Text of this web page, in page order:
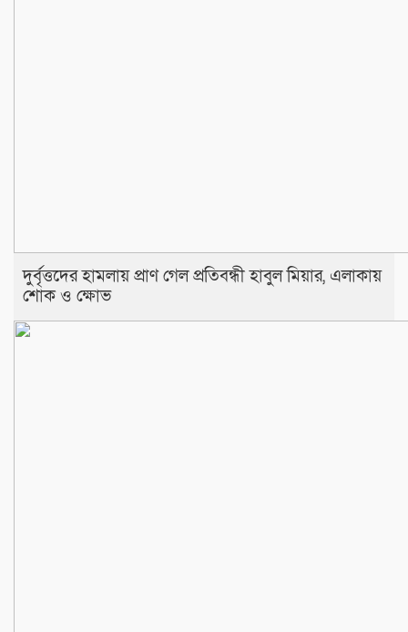
দুর্বৃত্তদের হামলায় প্রাণ গেল প্রতিবন্ধী হাবুল মিয়ার, এলাকায়
শোক ও ক্ষোভ